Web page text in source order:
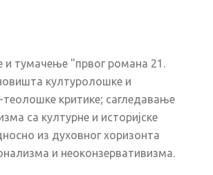
и тумачење "првог романа 21.
културолошке и
критике; сагледавање
са културне и историјске
из духовног хоризонта
и неоконзервативизма.